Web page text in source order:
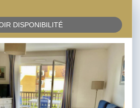
DISPONIBILITÉ